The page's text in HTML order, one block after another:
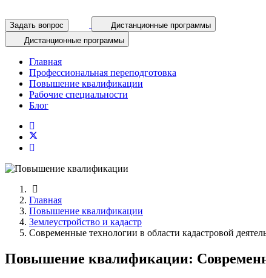
Задать вопрос
Дистанционные программы
Дистанционные программы
Главная
Профессиональная переподготовка
Повышение квалификации
Рабочие специальности
Блог
Главная
Повышение квалификации
Землеустройство и кадастр
Современные технологии в области кадастровой
Повышение квалификации: